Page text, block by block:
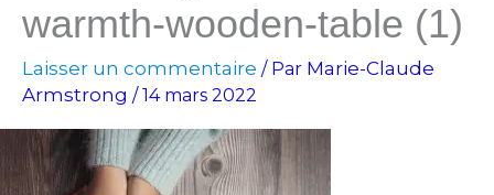
warmth-wooden-table (1)
Laisser un commentaire / Par Marie-Claude
Armstrong /14 mars 2022